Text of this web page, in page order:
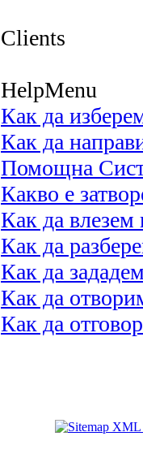
Clients
HelpMenu
Как да
Как да
Помощна
Какво е
Как да влезем
Как да
Как да
Как да
Как да